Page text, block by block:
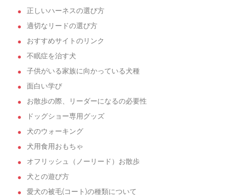
正しいハーネスの選び方
適切なリードの選び方
おすすめサイトのリンク
不眠症を治す犬
子供がいる家族に向かっている犬種
面白い学び
お散歩の際、リーダーになるの必要性
ドッグショー専用グッズ
犬のウォーキング
犬用食用おもちゃ
オフリッシュ（ノーリード）お散歩
犬との遊び方
愛犬の被毛(コート)の種類について